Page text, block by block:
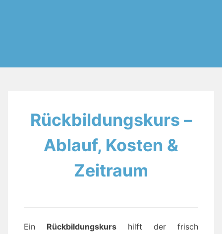
Rückbildungskurs –
Ablauf, Kosten &
Zeitraum
Ein Rückbildungskurs hilft der frisch